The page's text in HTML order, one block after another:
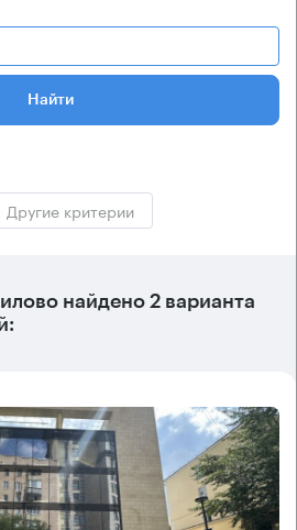
Найти
Другие критерии
найдено 2 варианта